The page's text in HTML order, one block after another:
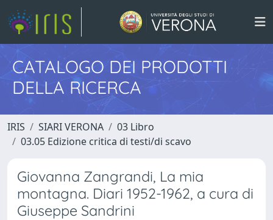
CATALOGO DEI PRODOTTI
DELLA RICERCA
IRIS SIARI VERONA
03 Libro
03.05 Edizione critica di testi/di scavo
Giovanna Zangrandi, La mia
montagna. Diari 1952-1962, a cura di
Giuseppe Sandrini